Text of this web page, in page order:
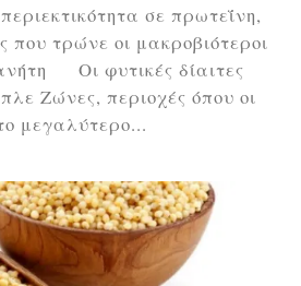
σε πρωτεΐνη,
που τρώνε οι μακροβιότεροι
Οι φυτικές δίαιτες
Ζώνες, περιοχές όπου οι
μεγαλύτερο...